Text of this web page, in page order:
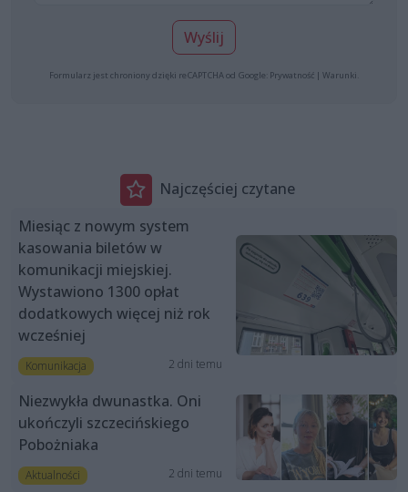
Wyślij
Formularz jest chroniony dzięki reCAPTCHA od Google: Prywatność | Warunki
Najczęściej czytane
Miesiąc z nowym system
kasowania biletów w
komunikacji miejskiej.
Wystawiono 1300 opłat
dodatkowych więcej niż rok
wcześniej
Komunikacja 2 dni temu
Niezwykła dwunastka. Oni
ukończyli szczecińskiego
Pobożniaka
Aktualności 2 dni temu